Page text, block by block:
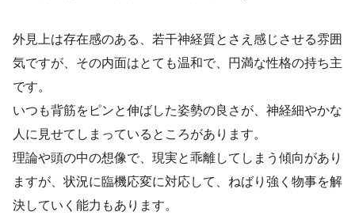
外見上は存在感のある、若干神経質とさえ感じさせる雰囲
気ですが、その内面はとても温和で、円満な性格の持ち主
です。
いつも背筋をピンと伸ばした姿勢の良さが、神経細やかな
人に見せてしまっているところがあります。
理論や頭の中の想像で、現実と乖離してしまう傾向があり
ますが、状況に臨機応変に対応して、ねばり強く物事を解
決していく能力もあります。